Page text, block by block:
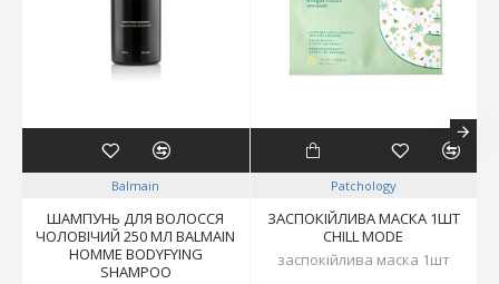
Balmain
ШАМПУНЬ ДЛЯ ВОЛОССЯ
ЧОЛОВІЧИЙ 250 МЛ BALMAIN
HOMME BODYFYING
SHAMPOO
Patchology
ЗАСПОКІЙЛИВА МАСКА 1ШТ
CHILL MODE
заспокійлива маска 1шт